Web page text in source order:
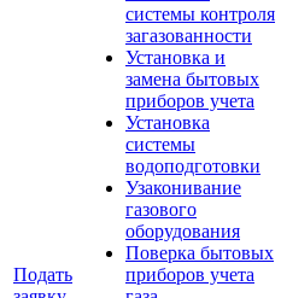
Подать
системы контроля
загазованности
Установка и
замена бытовых
приборов учета
Установка
системы
водоподготовки
Узаконивание
газового
оборудования
Поверка бытовых
приборов учета